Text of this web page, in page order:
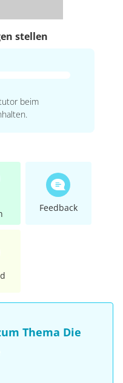
stellen
beim
Feedback
Thema Die